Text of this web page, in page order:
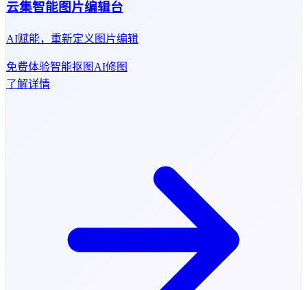
云集智能图片编辑台
AI赋能，重新定义图片编辑
免费体验智能抠图 AI修图
了解详情